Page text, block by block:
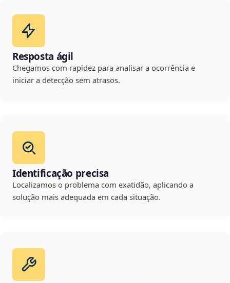
Resposta ágil
Chegamos com rapidez para analisar a ocorrência e
iniciar a detecção sem atrasos.
Identificação precisa
Localizamos o problema com exatidão, aplicando a
solução mais adequada em cada situação.